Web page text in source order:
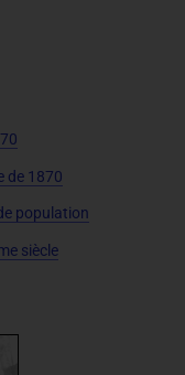
de 1870
population
siècle